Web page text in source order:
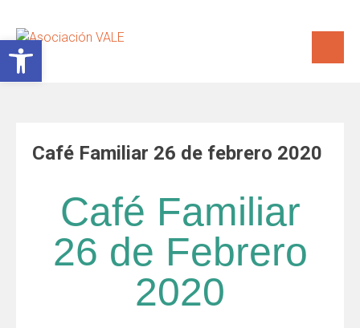
Café Familiar 26 de febrero 2020
Café Familiar
26 de Febrero
2020
Abrir barra de herramientas